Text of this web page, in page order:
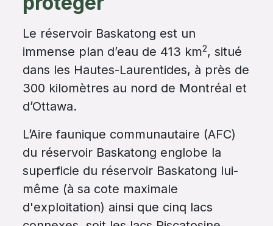
Le réservoir Baskatong est un
immense plan d’eau de 413 km2, situé
dans les Hautes-Laurentides, à près de
300 kilomètres au nord de Montréal et
d’Ottawa.
L’Aire faunique communautaire (AFC)
du réservoir Baskatong englobe la
superficie du réservoir Baskatong lui-
même (à sa cote maximale
d'exploitation) ainsi que cinq lacs